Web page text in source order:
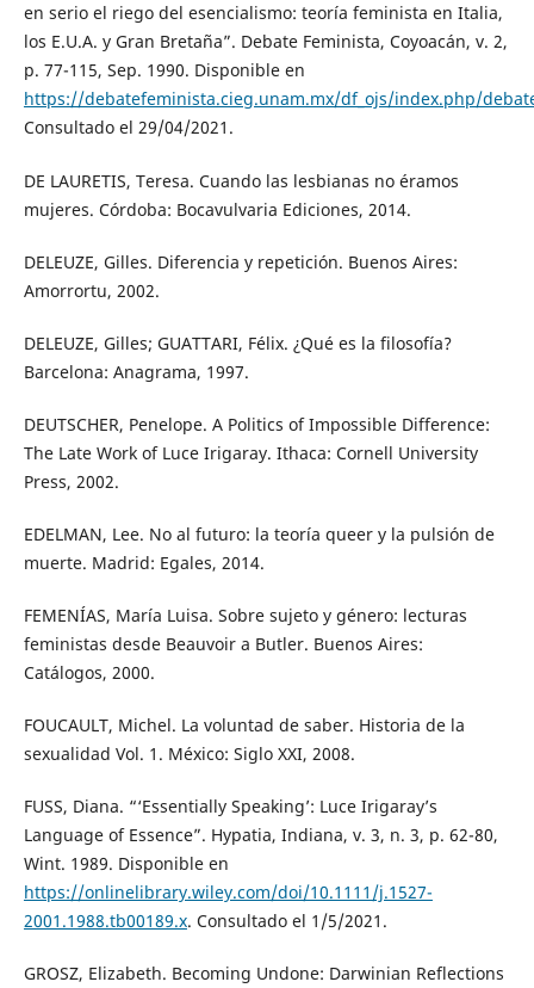
en serio el riego del esencialismo: teoría feminista en Italia,
los E.U.A. y Gran Bretaña”. Debate Feminista, Coyoacán, v. 2,
p. 77-115, Sep. 1990. Disponible en
https://debatefeminista.cieg.unam.mx/df_ojs/index.php/
Consultado el 29/04/2021.
DE LAURETIS, Teresa. Cuando las lesbianas no éramos
mujeres. Córdoba: Bocavulvaria Ediciones, 2014.
DELEUZE, Gilles. Diferencia y repetición. Buenos Aires:
Amorrortu, 2002.
DELEUZE, Gilles; GUATTARI, Félix. ¿Qué es la filosofía?
Barcelona: Anagrama, 1997.
DEUTSCHER, Penelope. A Politics of Impossible Difference:
The Late Work of Luce Irigaray. Ithaca: Cornell University
Press, 2002.
EDELMAN, Lee. No al futuro: la teoría queer y la pulsión de
muerte. Madrid: Egales, 2014.
FEMENÍAS, María Luisa. Sobre sujeto y género: lecturas
feministas desde Beauvoir a Butler. Buenos Aires:
Catálogos, 2000.
FOUCAULT, Michel. La voluntad de saber. Historia de la
sexualidad Vol. 1. México: Siglo XXI, 2008.
FUSS, Diana. “‘Essentially Speaking’: Luce Irigaray’s
Language of Essence”. Hypatia, Indiana, v. 3, n. 3, p. 62-80,
Wint. 1989. Disponible en
https://onlinelibrary.wiley.com/doi/10.1111/j.1527-
2001.1988.tb00189.x. Consultado el 1/5/2021.
GROSZ, Elizabeth. Becoming Undone: Darwinian Reflections